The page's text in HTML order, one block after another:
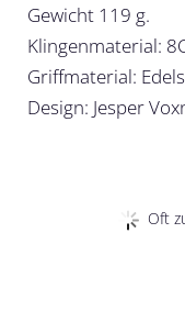
Gewicht 119 g.
Klingenmaterial:
Griffmaterial:
Design: Jesper
Oft